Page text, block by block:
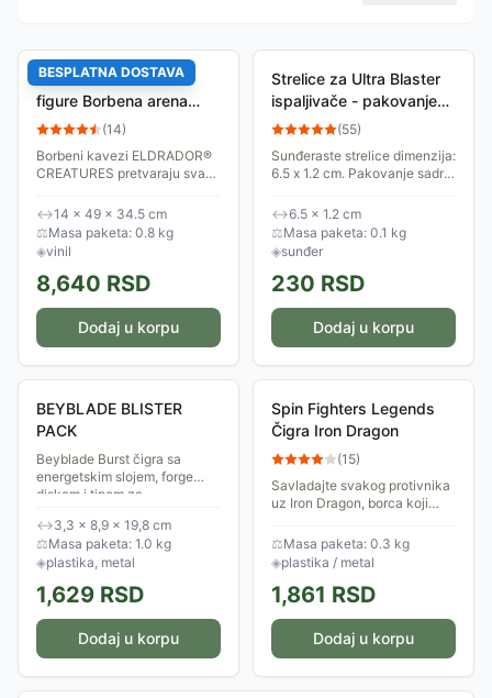
BESPLATNA DOSTAVA
Schleich® Eldrador®
figure Borbena arena
Lava protiv Senke 42673
(14)
Borbeni kavezi ELDRADOR®
CREATURES pretvaraju svaku
velikoj borbenoj areni mogu
da se okupe sva čudovišta za
finalnu...
↔14 × 49 × 34.5 cm
⚖Masa paketa: 0.8 kg
◈vinil
8,640 RSD
Dodaj u korpu
Strelice za Ultra Blaster
ispaljivače - pakovanje
10 komada
(55)
Sunđeraste strelice dimenzija:
6.5 x 1.2 cm. Pakovanje sadrži
decu starosti 6+.
↔6.5 × 1.2 cm
⚖Masa paketa: 0.1 kg
◈sunđer
230 RSD
Dodaj u korpu
BEYBLADE BLISTER
PACK
Beyblade Burst čigra sa
energetskim slojem, forge
diskom i tipom za
↔3,3 × 8,9 × 19,8 cm
⚖Masa paketa: 1.0 kg
◈plastika, metal
1,629 RSD
Dodaj u korpu
Spin Fighters Legends
Čigra Iron Dragon
(15)
Savladajte svakog protivnika
uz Iron Dragon, borca koji
sa neprobojnom čvrstinom
čelika. Ovaj model iz Legends
serije je...
⚖Masa paketa: 0.3 kg
◈plastika / metal
1,861 RSD
Dodaj u korpu